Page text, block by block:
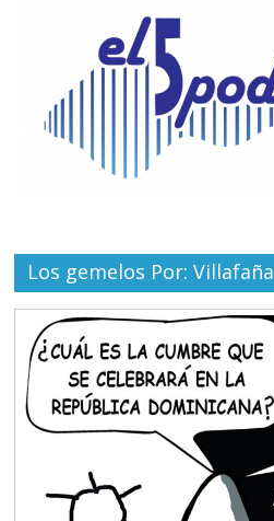
Los gemelos Por: Villafaña